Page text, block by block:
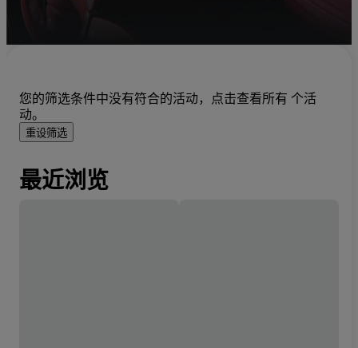
您的筛选条件中没有符合的活动，点击查看所有 个活
动。
重设筛选
最近浏览